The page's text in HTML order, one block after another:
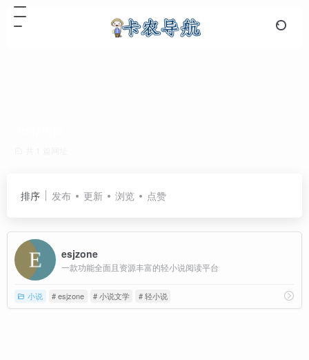
排序 发布 更新 浏览 点赞
esjzone
一款功能全面且资源丰富的轻小说阅读平台
小说 # esjzone # 小说文学 # 轻小说